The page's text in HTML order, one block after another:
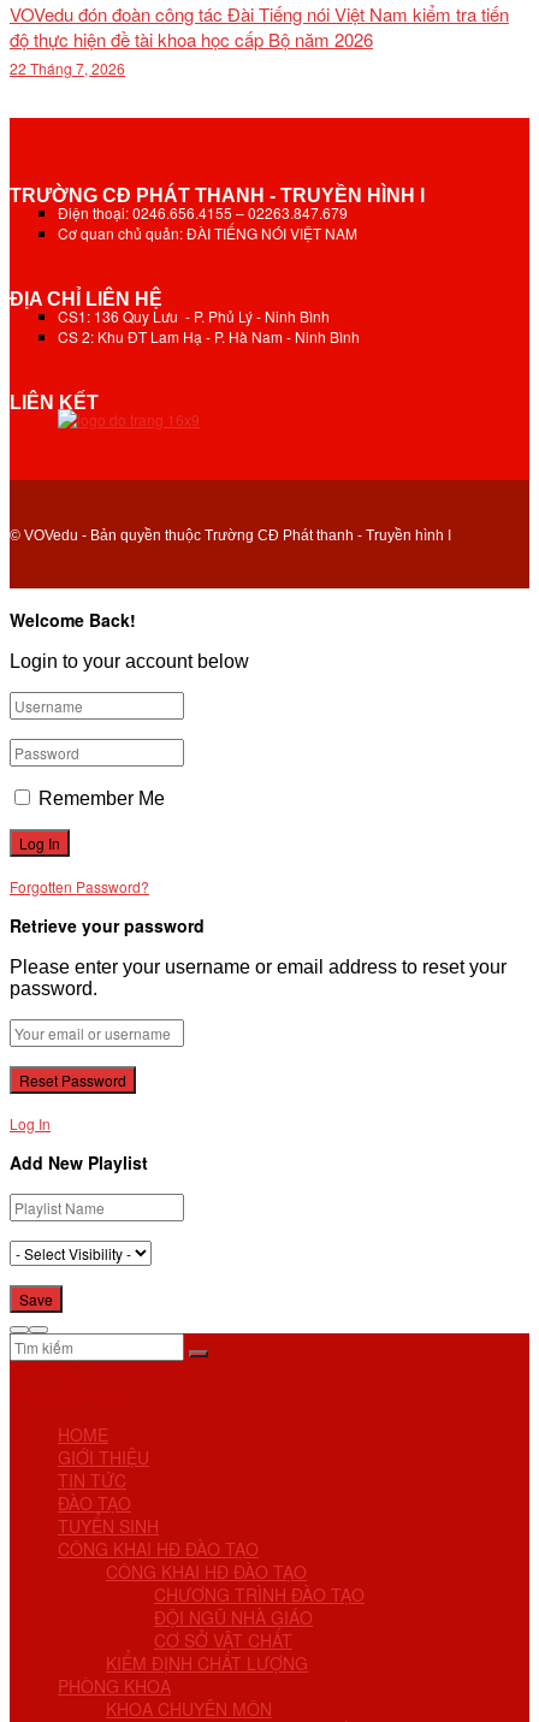
VOVedu đón đoàn công tác Đài Tiếng nói Việt Nam kiểm tra tiến
độ thực hiện đề tài khoa học cấp Bộ năm 2026
22 Tháng 7, 2026
TRƯỜNG CĐ PHÁT THANH - TRUYỀN HÌNH I
Điện thoại: 0246.656.4155 – 02263.847.679
Cơ quan chủ quản: ĐÀI TIẾNG NÓI VIỆT NAM
ĐỊA CHỈ LIÊN HỆ
CS1: 136 Quy Lưu - P. Phủ Lý - Ninh Bình
CS 2: Khu ĐT Lam Hạ - P. Hà Nam - Ninh Bình
LIÊN KẾT
© VOVedu - Bản quyền thuộc Trường CĐ Phát thanh - Truyền hình I
Welcome Back!
Login to your account below
Remember Me
Forgotten Password?
Retrieve your password
Please enter your username or email address to reset your
password.
Log In
Add New Playlist
HOME
GIỚI THIỆU
TIN TỨC
ĐÀO TẠO
TUYỂN SINH
CÔNG KHAI HĐ ĐÀO TẠO
CÔNG KHAI HĐ ĐÀO TẠO
CHƯƠNG TRÌNH ĐÀO TẠO
ĐỘI NGŨ NHÀ GIÁO
CƠ SỞ VẬT CHẤT
KIỂM ĐỊNH CHẤT LƯỢNG
PHÒNG KHOA
KHOA CHUYÊN MÔN